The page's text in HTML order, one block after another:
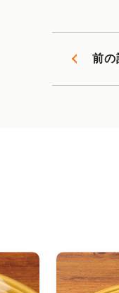
前の